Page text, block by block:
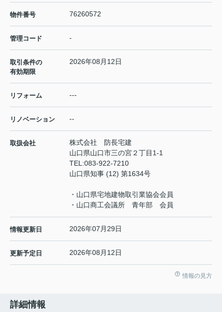
物件番号 76260572
管理コード -
取引条件の
有効期限
2026年08月12日
リフォーム ---
リノベーション --
取扱会社
株式会社 防長宅建
山口県山口市三の宮２丁目1-1
TEL:083-922-7210
山口県知事 (12) 第1634号
・山口県宅地建物取引業協会会員
・山口商工会議所 青年部 会員
情報更新日 2026年07月29日
更新予定日 2026年08月12日
情報の見方
詳細情報